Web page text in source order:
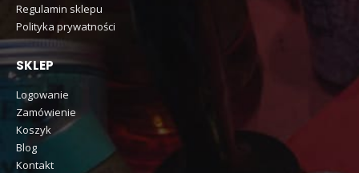
Regulamin sklepu
Polityka prywatności
SKLEP
Logowanie
Zamówienie
Koszyk
Blog
Kontakt